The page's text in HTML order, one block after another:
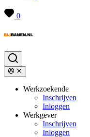
0
Werkzoekende
Inschrijven
Inloggen
Werkgever
Inschrijven
Inloggen